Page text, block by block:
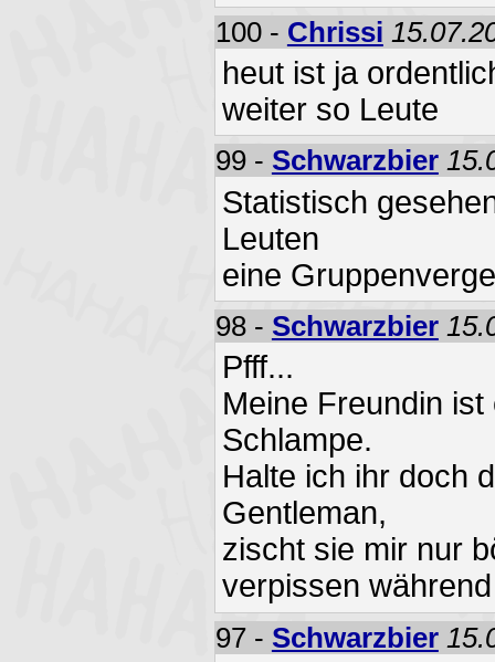
100 - Chrissi
heut ist ja
weiter so Leute
99 - Schwarzbier
Statistisch
Leuten
eine
98 - Schwarzbier
Pfff...
Meine Freundin
Schlampe.
Halte ich ihr doch
Gentleman,
zischt sie mir nur
verpissen
97 - Schwarzbier